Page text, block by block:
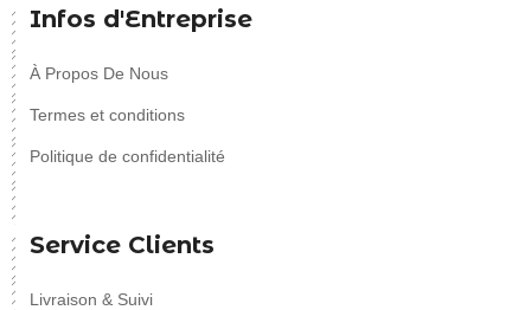
Infos d'Entreprise
À Propos De Nous
Termes et conditions
Politique de confidentialité
Service Clients
Livraison & Suivi